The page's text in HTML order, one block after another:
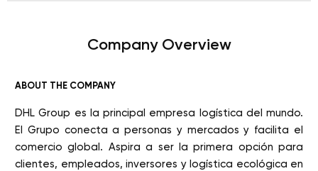
Company Overview
ABOUT THE COMPANY
DHL Group es la principal empresa logística del mundo.
El Grupo conecta a personas y mercados y facilita el
comercio global. Aspira a ser la primera opción para
clientes, empleados, inversores y logística ecológica en